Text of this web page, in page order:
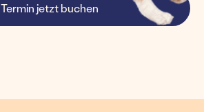
Termin jetzt buchen